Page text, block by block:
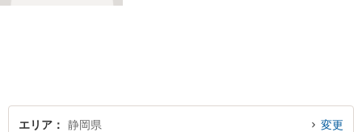
エリア 静岡県 変更